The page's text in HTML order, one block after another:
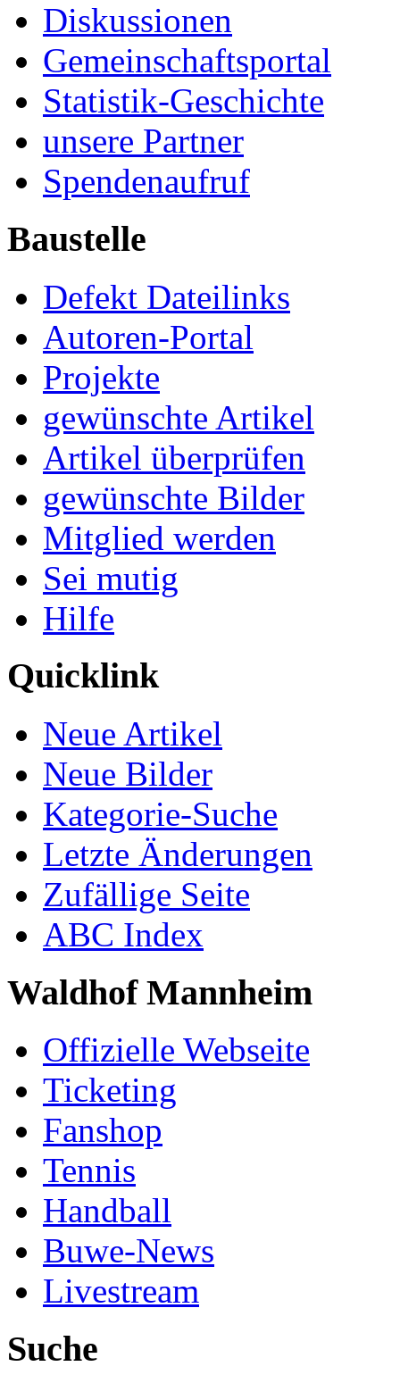
Diskussionen
Gemeinschaftsportal
Statistik-Geschichte
unsere Partner
Spendenaufruf
Baustelle
Defekt Dateilinks
Autoren-Portal
Projekte
gewünschte Artikel
Artikel überprüfen
gewünschte Bilder
Mitglied werden
Sei mutig
Hilfe
Quicklink
Neue Artikel
Neue Bilder
Kategorie-Suche
Letzte Änderungen
Zufällige Seite
ABC Index
Waldhof Mannheim
Offizielle Webseite
Ticketing
Fanshop
Tennis
Handball
Buwe-News
Livestream
Suche